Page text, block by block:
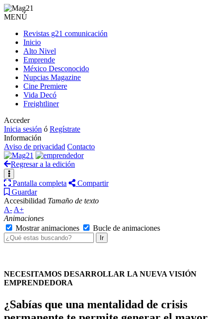
MENÚ
Revistas g21 comunicación
Inicio
Alto Nivel
Emprende
México Desconocido
Nupcias Magazine
Cine Premiere
Vida Decó
Freightliner
Acceder
Inicia sesión ó Regístrate
Información
Aviso de privacidad Contacto
Regresar a la edición
Pantalla completa
Compartir
Guardar
Accesibilidad Tamaño de texto
A- A+
Animaciones
Mostrar animaciones
Bucle de animaciones
Ir
NECESITAMOS DESARROLLAR LA NUEVA VISIÓN
EMPRENDEDORA
¿Sabías que una mentalidad de crisis